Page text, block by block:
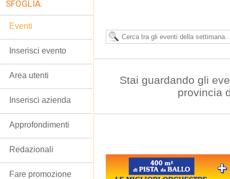
Stai guardando gli
provincia
SFOGLIA:
Eventi
Inserisci evento
Area utenti
Inserisci azienda
Approfondimenti
Redazionali
Fare promozione